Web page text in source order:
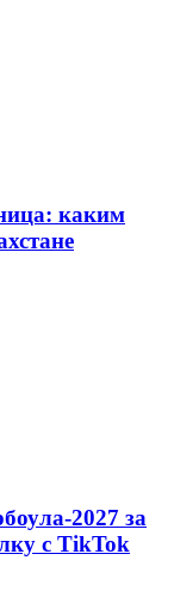
каким
2027 за
с TikTok